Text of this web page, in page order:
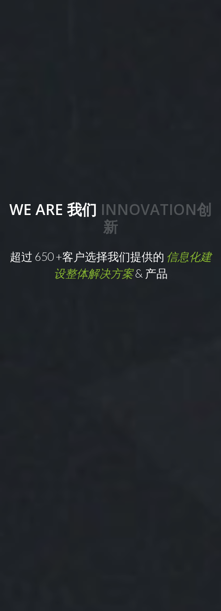
WE ARE 我们 INNOVATION创
新
超过 650+客户选择我们提供的 信息化建
设整体解决方案& 产品